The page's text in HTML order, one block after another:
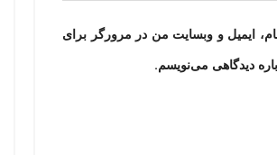
ایمیل و وبسایت من در مرورگر برای
دیدگاهی می‌نویسم.